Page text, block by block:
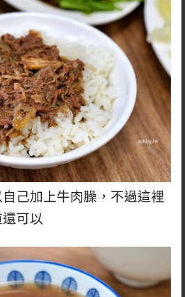
己加上牛肉臊，不過這裡
可以